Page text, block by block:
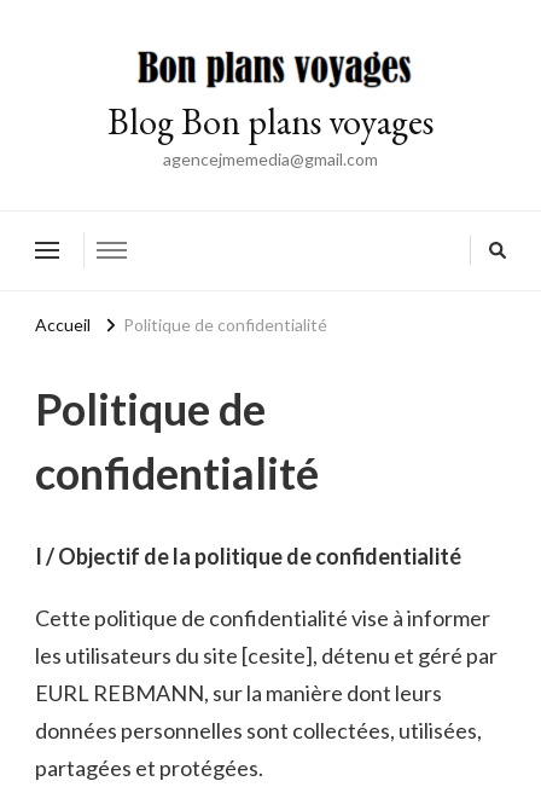
Blog Bon plans voyages
agencejmemedia@gmail.com
Accueil Politique de confidentialité
Politique de
confidentialité
I / Objectif de la politique de confidentialité
Cette politique de confidentialité vise à informer
les utilisateurs du site [cesite], détenu et géré par
EURL REBMANN, sur la manière dont leurs
données personnelles sont collectées, utilisées,
partagées et protégées.